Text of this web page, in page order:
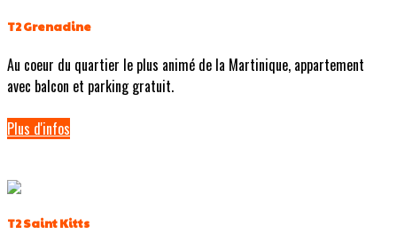
T2 Grenadine
Au coeur du quartier le plus animé de la Martinique, appartement
avec balcon et parking gratuit.
Plus d'infos
T2 Saint Kitts